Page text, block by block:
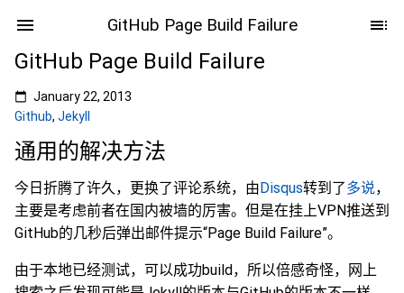
GitHub Page Build Failure
GitHub Page Build Failure
January 22, 2013
Github, Jekyll
通用的解决方法
今日折腾了许久，更换了评论系统，由Disqus转到了多说，
主要是考虑前者在国内被墙的厉害。但是在挂上VPN推送到
GitHub的几秒后弹出邮件提示“Page Build Failure”。
由于本地已经测试，可以成功build，所以倍感奇怪，网上